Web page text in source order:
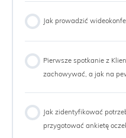
Jak prowadzić
Pierwsze spotkanie z
zachowywać, a jak na
Jak zidentyfikować
przygotować ankietę